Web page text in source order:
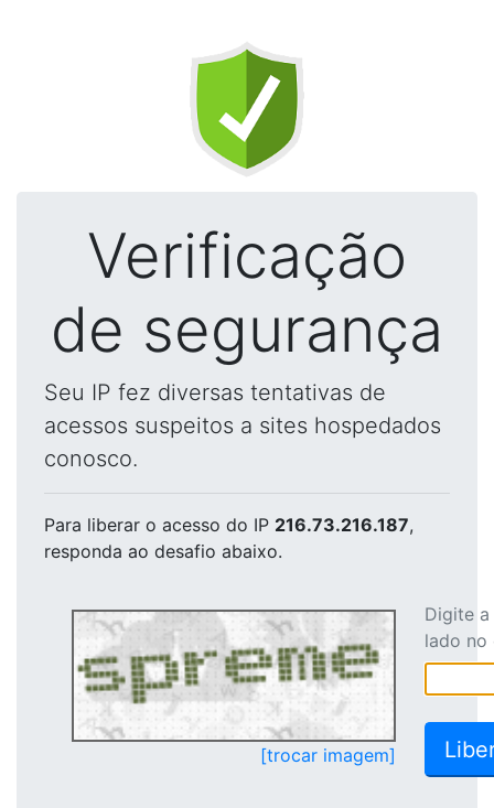
Verificação
de segurança
Seu IP fez diversas tentativas de
acessos suspeitos a sites hospedados
conosco.
Para liberar o acesso do IP 216.73.216.187,
responda ao desafio abaixo.
[trocar imagem]
Digite
lado no